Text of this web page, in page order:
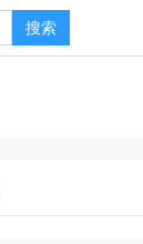
搜索